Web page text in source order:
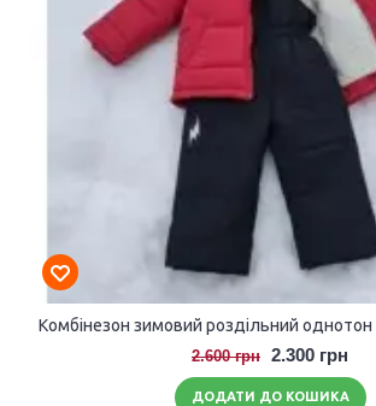
2.600 грн 2.300 грн
ДОДАТИ ДО КОШИКА